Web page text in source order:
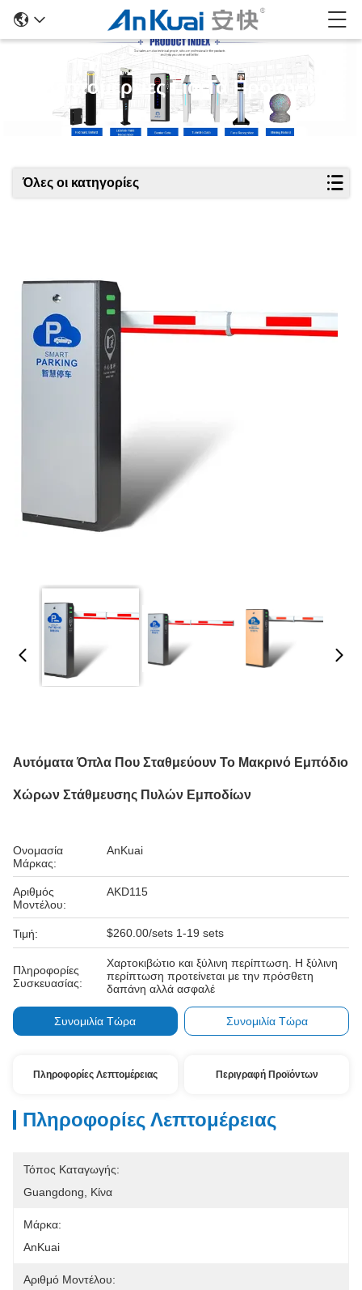
Λεπτομέρειες Για Τα Προϊόντα
Όλες οι κατηγορίες
Αυτόματα Όπλα Που Σταθμεύουν Το Μακρινό Εμπόδιο
Χώρων Στάθμευσης Πυλών Εμποδίων
Ονομασία
Μάρκας:
AnKuai
Αριθμός
Μοντέλου:
AKD115
Τιμή: $260.00/sets 1-19 sets
Πληροφορίες
Συσκευασίας:
Χαρτοκιβώτιο και ξύλινη περίπτωση. Η ξύλινη
περίπτωση προτείνεται με την πρόσθετη
δαπάνη αλλά ασφαλέ
Συνομιλία Τώρα Συνομιλία Τώρα
Πληροφορίες Λεπτομέρειας Περιγραφή Προϊόντων
Πληροφορίες Λεπτομέρειας
Τόπος Καταγωγής:
Guangdong, Κίνα
Μάρκα:
AnKuai
Αριθμό Μοντέλου: